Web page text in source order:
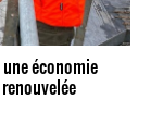
économie